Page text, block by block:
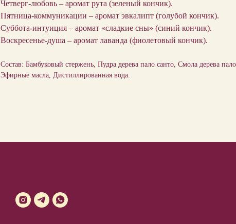
Четверг-любовь – аромат рута (зеленый кончик).
Пятница-коммуникации – аромат эвкалипт (голубой кончик).
Суббота-интуиция – аромат «сладкие сны» (синий кончик).
Воскресенье-душа – аромат лаванда (фиолетовый кончик).
Состав: Бамбуковый стержень, Пудра дерева пало санто, Смола дерева
Эфирные масла, Дистиллированная вода.⠀